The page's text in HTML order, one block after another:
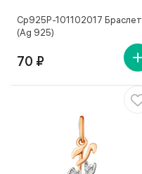
Ср925Р-101102017 Браслет
(Ag 925)
70 ₽